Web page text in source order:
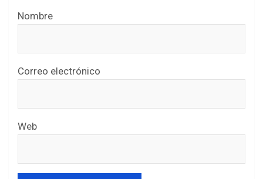
Nombre
Correo electrónico
Web